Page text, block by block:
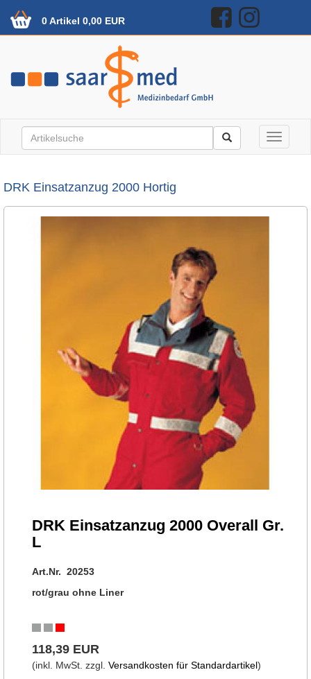
0 Artikel 0,00 EUR
Toggle
DRK Einsatzanzug 2000 Hortig
DRK Einsatzanzug 2000 Overall Gr.
L
Art.Nr. 20253
rot/grau ohne Liner
118,39 EUR
(inkl. MwSt. zzgl. Versandkosten für Standardartikel)